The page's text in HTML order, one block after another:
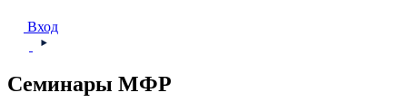
Вход
Семинары МФР